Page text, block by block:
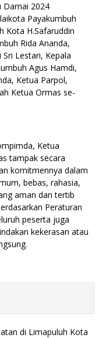
Damai 2024
Payakumbuh
Kota H.Safaruddin
Rida Ananda,
Lestari, Kepala
Agus Hamdi,
Ketua Parpol,
Ketua Ormas se-
Ketua
tampak secara
komitmennya dalam
bebas, rahasia,
aman dan tertib
Peraturan
peserta juga
kekerasan atau
di Limapuluh Kota